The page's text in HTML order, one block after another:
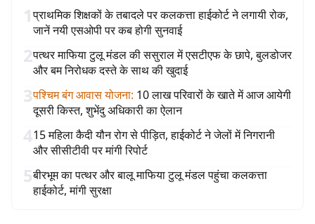
1प्राथमिक शिक्षकों के तबादले पर कलकत्ता हाईकोर्ट ने लगायी रोक,
जानें नयी एसओपी पर कब होगी सुनवाई
2पत्थर माफिया टुलू मंडल की ससुराल में एसटीएफ के छापे, बुलडोजर
और बम निरोधक दस्ते के साथ की खुदाई
3पश्चिम बंग आवास योजना: 10 लाख परिवारों के खाते में आज आयेगी
दूसरी किस्त, शुभेंदु अधिकारी का ऐलान
415 महिला कैदी यौन रोग से पीड़ित, हाईकोर्ट ने जेलों में निगरानी
और सीसीटीवी पर मांगी रिपोर्ट
5बीरभूम का पत्थर और बालू माफिया टुलू मंडल पहुंचा कलकत्ता
हाईकोर्ट, मांगी सुरक्षा